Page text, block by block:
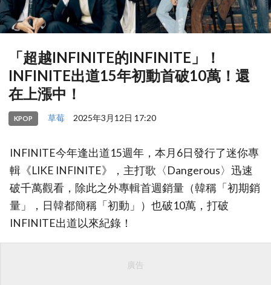
「超越INFINITE的INFINITE」！
INFINITE出道15年初動首破10萬！還
在上漲中！
KPOP 草莓 2025年3月12日 17:20
INFINITE今年逢出道15週年，本月6日發行了迷你專
輯《LIKE INFINITE》，主打歌〈Dangerous〉迅速
破千萬觀看，除此之外專輯首週銷量（韓稱「初期銷
量」，日韓都簡稱「初動」）也破10萬，打破
INFINITE出道以來紀錄！
廣告